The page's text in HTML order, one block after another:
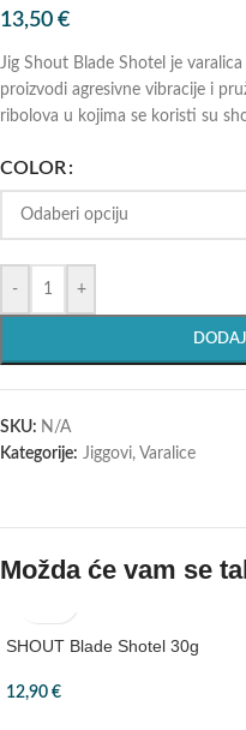
13,50 €
Jig Shout Blade Shotel je
proizvodi agresivne vibracije i
ribolova u kojima se koristi su
COLOR
- +
SKU: N/A
Kategorije: Jiggovi, Varalice
Možda će vam se
SHOUT Blade Shotel 30g
12,90 €